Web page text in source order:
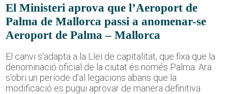
El Ministeri aprova que l’Aeroport de
Palma de Mallorca passi a anomenar-se
Aeroport de Palma – Mallorca
El canvi s'adapta a la Llei de capitalitat, que fixa que la
denominació oficial de la ciutat és només Palma. Ara
s'obri un període d'al·legacions abans que la
modificació es pugui aprovar de manera definitiva.